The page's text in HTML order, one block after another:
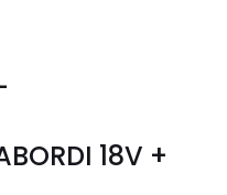
18V +